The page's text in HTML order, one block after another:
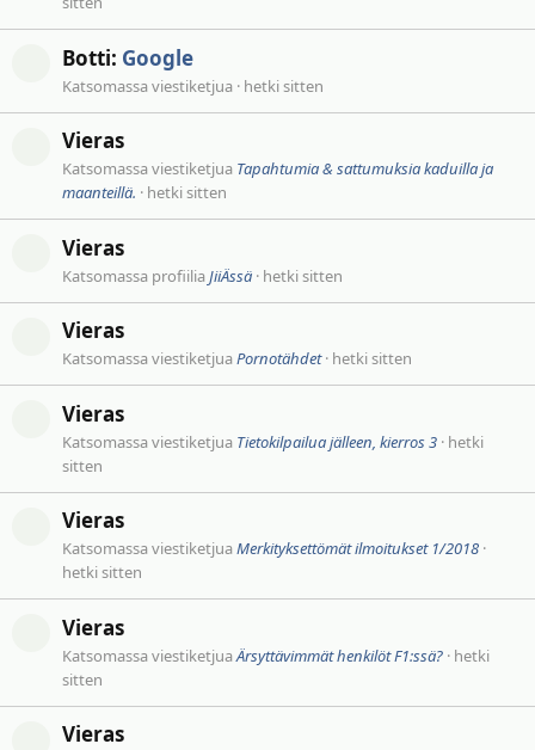
Botti: Google
Katsomassa viestiketjua hetki sitten
Vieras
Katsomassa viestiketjua Tapahtumia & sattumuksia kaduilla ja
maanteillä.
hetki sitten
Vieras
Katsomassa profiiliaJiiÄssä hetki sitten
Vieras
Katsomassa viestiketjuaPornotähdet hetki sitten
Vieras
Katsomassa viestiketjua Tietokilpailua jälleen, kierros 3 hetki
sitten
Vieras
Katsomassa viestiketjuaMerkityksettömät ilmoitukset 1/2018
hetki sitten
Vieras
Katsomassa viestiketjuaÄrsyttävimmät henkilöt F1:ssä? hetki
sitten
Vieras